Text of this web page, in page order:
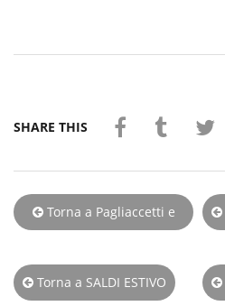
SHARE THIS
Torna a Pagliaccetti e
Torna a SALDI ESTIVO